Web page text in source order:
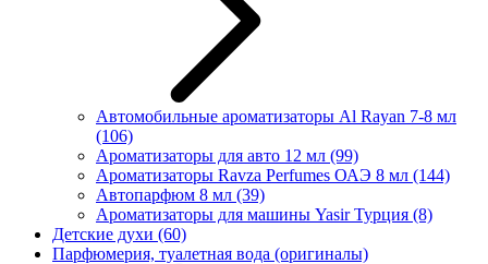
Автомобильные ароматизаторы Al Rayan 7-8 мл
(106)
Ароматизаторы для авто 12 мл (99)
Ароматизаторы Ravza Perfumes ОАЭ 8 мл (144)
Автопарфюм 8 мл (39)
Ароматизаторы для машины Yasir Турция (8)
Детские духи (60)
Парфюмерия, туалетная вода (оригиналы)